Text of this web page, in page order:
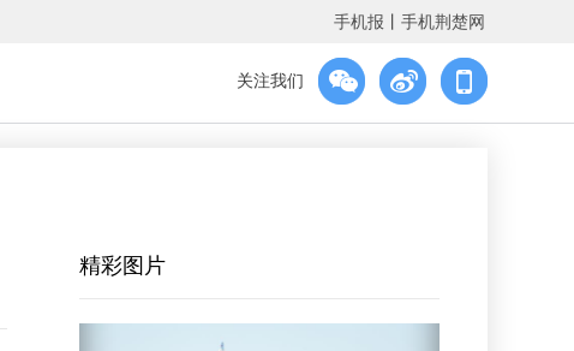
手机报 手机荆楚网
关注我们
精彩图片